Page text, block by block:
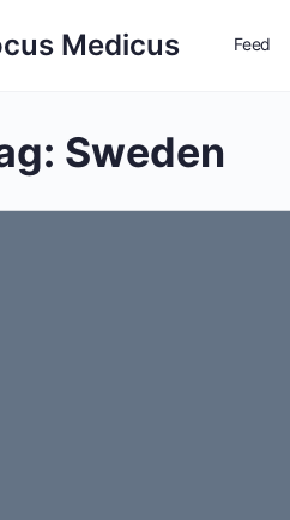
Medicus Feed
Sweden